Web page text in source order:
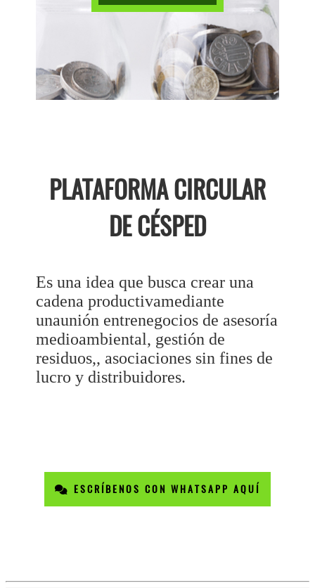
PLATAFORMA CIRCULAR
DE CÉSPED
Es una idea que busca crear una
cadena productivamediante
unaunión entrenegocios de asesoría
medioambiental, gestión de
residuos,, asociaciones sin fines de
lucro y distribuidores.
ESCRÍBENOS CON WHATSAPP AQUÍ